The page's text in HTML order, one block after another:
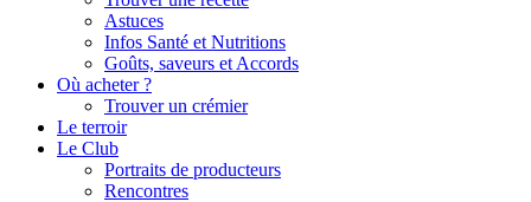
Astuces
Infos Santé et Nutritions
Goûts, saveurs et Accords
Où acheter ?
Trouver un crémier
Le terroir
Le Club
Portraits de producteurs
Rencontres